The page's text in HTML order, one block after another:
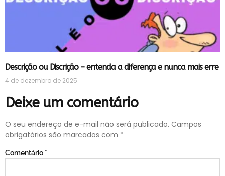
Descrição ou Discrição – entenda a diferença e nunca mais erre
4 de dezembro de 2025
Deixe um comentário
O seu endereço de e-mail não será publicado. Campos
obrigatórios são marcados com *
Comentário *